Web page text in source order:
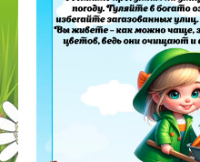
Наставничество
Космос
День эколят
ГОД ДОШКОЛЬНОГО